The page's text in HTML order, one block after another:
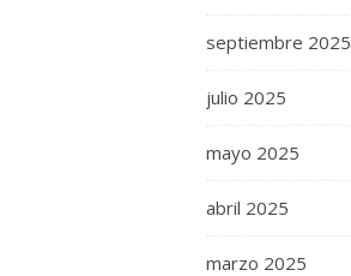
septiembre 2025
julio 2025
mayo 2025
abril 2025
marzo 2025